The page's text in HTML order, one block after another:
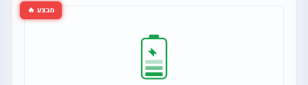
מבצע 🔥